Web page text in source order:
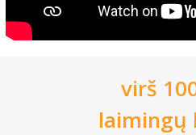
virš
laimingų